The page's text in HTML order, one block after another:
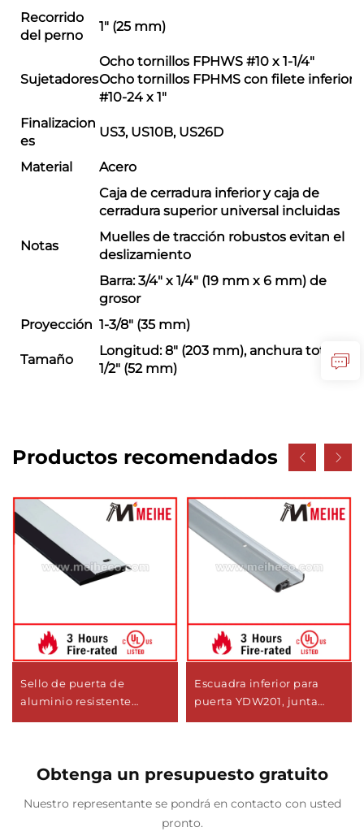
Recorrido
del perno
1" (25 mm)
Sujetadores
Ocho tornillos FPHWS #10 x 1-1/4"
Ocho tornillos FPHMS con filete inferior
#10-24 x 1"
Finalizacion
es
US3, US10B, US26D
Material Acero
Notas
Caja de cerradura inferior y caja de
cerradura superior universal incluidas
Muelles de tracción robustos evitan el
deslizamiento
Barra: 3/4" x 1/4" (19 mm x 6 mm) de
grosor
Proyección 1-3/8" (35 mm)
Tamaño
Longitud: 8" (203 mm), anchura total: 2-
1/2" (52 mm)
Productos recomendados
Sello de puerta de
aluminio resistente
Escuadra inferior para
puerta YDW201, junta
Obtenga un presupuesto gratuito
Nuestro representante se pondrá en contacto con usted
pronto.